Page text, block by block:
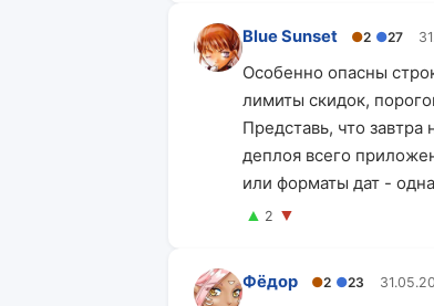
Blue Sunset ●2 ●27
Особенно опасны
лимиты скидок,
Представь, что
деплоя всего
или форматы дат -
▲ 2 ▼
Фёдор ●2 ●23